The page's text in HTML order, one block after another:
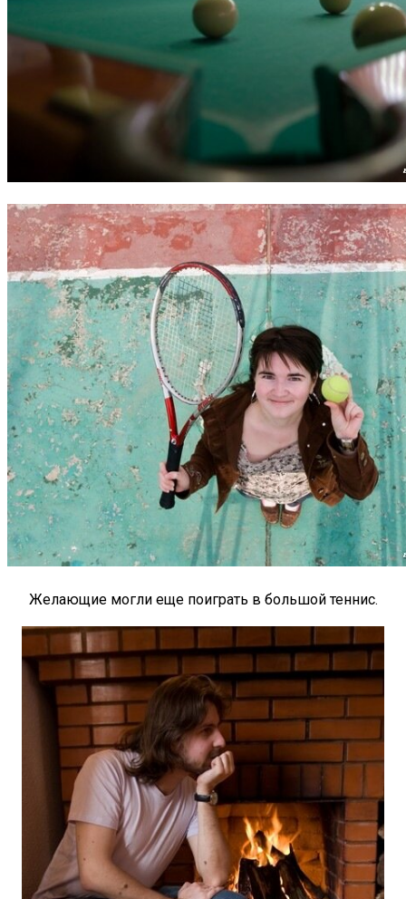
Желающие могли еще поиграть в большой теннис.